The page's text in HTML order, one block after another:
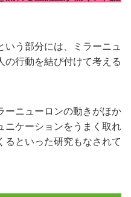
いう部分には、ミラーニュ
の行動を結び付けて考える
ーニューロンの動きがほか
ニケーションをうまく取れ
るといった研究もなされて